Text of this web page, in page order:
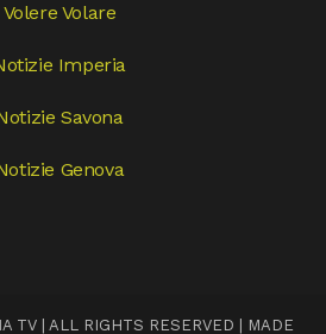
Volere Volare
Imperia
Savona
Genova
TV | ALL RIGHTS RESERVED | MADE